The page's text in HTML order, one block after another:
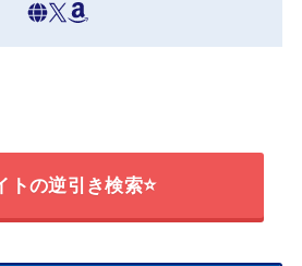
トの逆引き検索⭐